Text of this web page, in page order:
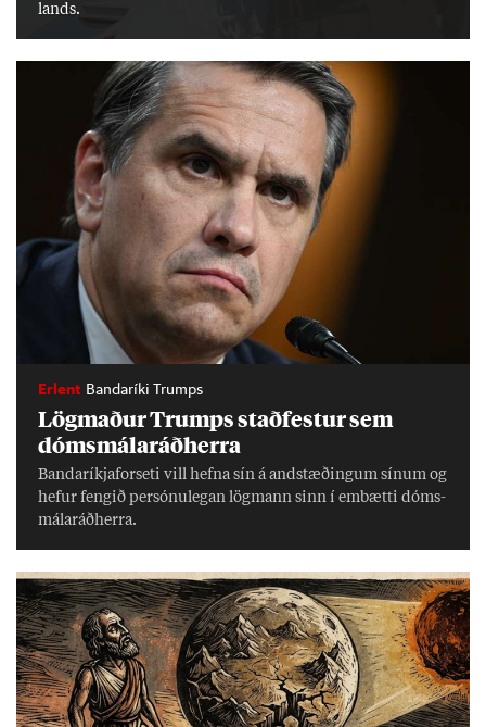
lands.
Erlent Bandaríki Trumps
Lög­mað­ur Trumps stað­fest­ur sem
dóms­mála­ráð­herra
Banda­ríkja­for­seti vill hefna sín á and­stæð­ing­um sín­um og
hef­ur feng­ið per­sónu­leg­an lög­mann sinn í embætti dóms­
mála­ráð­herra.